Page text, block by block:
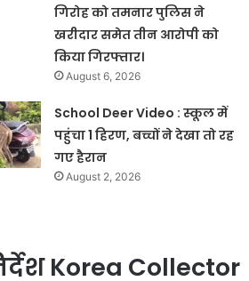
गिरोह को तमनार पुलिस ने
खरीदार समेत तीन आरोपी को
किया गिरफ्तार।
August 6, 2026
School Deer Video : स्कूल में
पहुंचा 1 हिरण, बच्चों ने देखा तो रह
गए हैरान
August 2, 2026
Korea Collector